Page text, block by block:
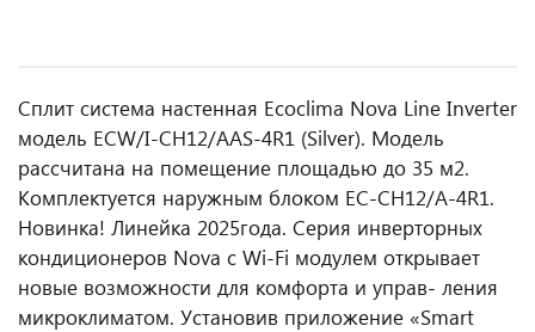
Сплит система настенная Ecoclima Nova Line Inverter
модель ECW/I-СH12/AAS-4R1 (Silver). Модель
рассчитана на помещение площадью до 35 м2.
Комплектуется наружным блоком EC-CH12/A-4R1.
Новинка! Линейка 2025года. Серия инверторных
кондиционеров Nova с Wi-Fi модулем открывает
новые возможности для комфорта и управ- ления
микроклиматом. Установив приложение «Smart